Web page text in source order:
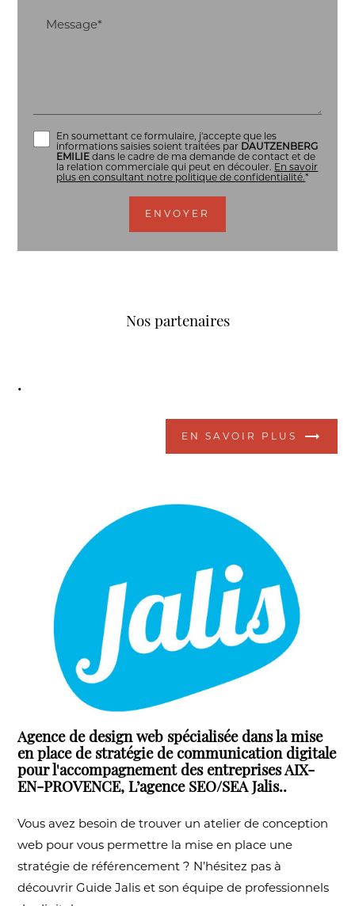
Message*
En soumettant ce formulaire, j'accepte que les
informations saisies soient traitées par DAUTZENBERG
EMILIE dans le cadre de ma demande de contact et de
la relation commerciale qui peut en découler. En savoir
plus en consultant notre politique de confidentialité.*
Nos partenaires
.
EN SAVOIR PLUS
Agence de design web spécialisée dans la mise
en place de stratégie de communication digitale
pour l'accompagnement des entreprises AIX-
EN-PROVENCE, L’agence SEO/SEA Jalis..
Vous avez besoin de trouver un atelier de conception
web pour vous permettre la mise en place une
stratégie de référencement ? N’hésitez pas à
découvrir Guide Jalis et son équipe de professionnels